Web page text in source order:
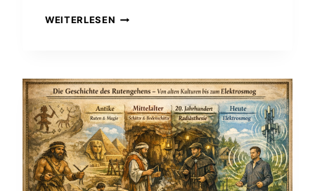
WEITERLESEN GIBT
„NEUTRALE“
KREUZUNGEN?